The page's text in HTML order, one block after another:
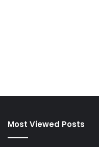
Most Viewed Posts